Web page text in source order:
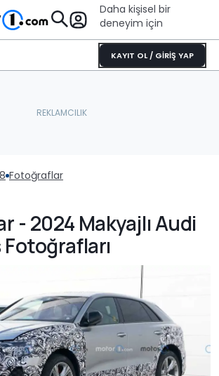
Daha kişisel bir
deneyim için
KAYIT OL / GİRİŞ YAP
Fotoğraflar
- 2024 Makyajlı Audi